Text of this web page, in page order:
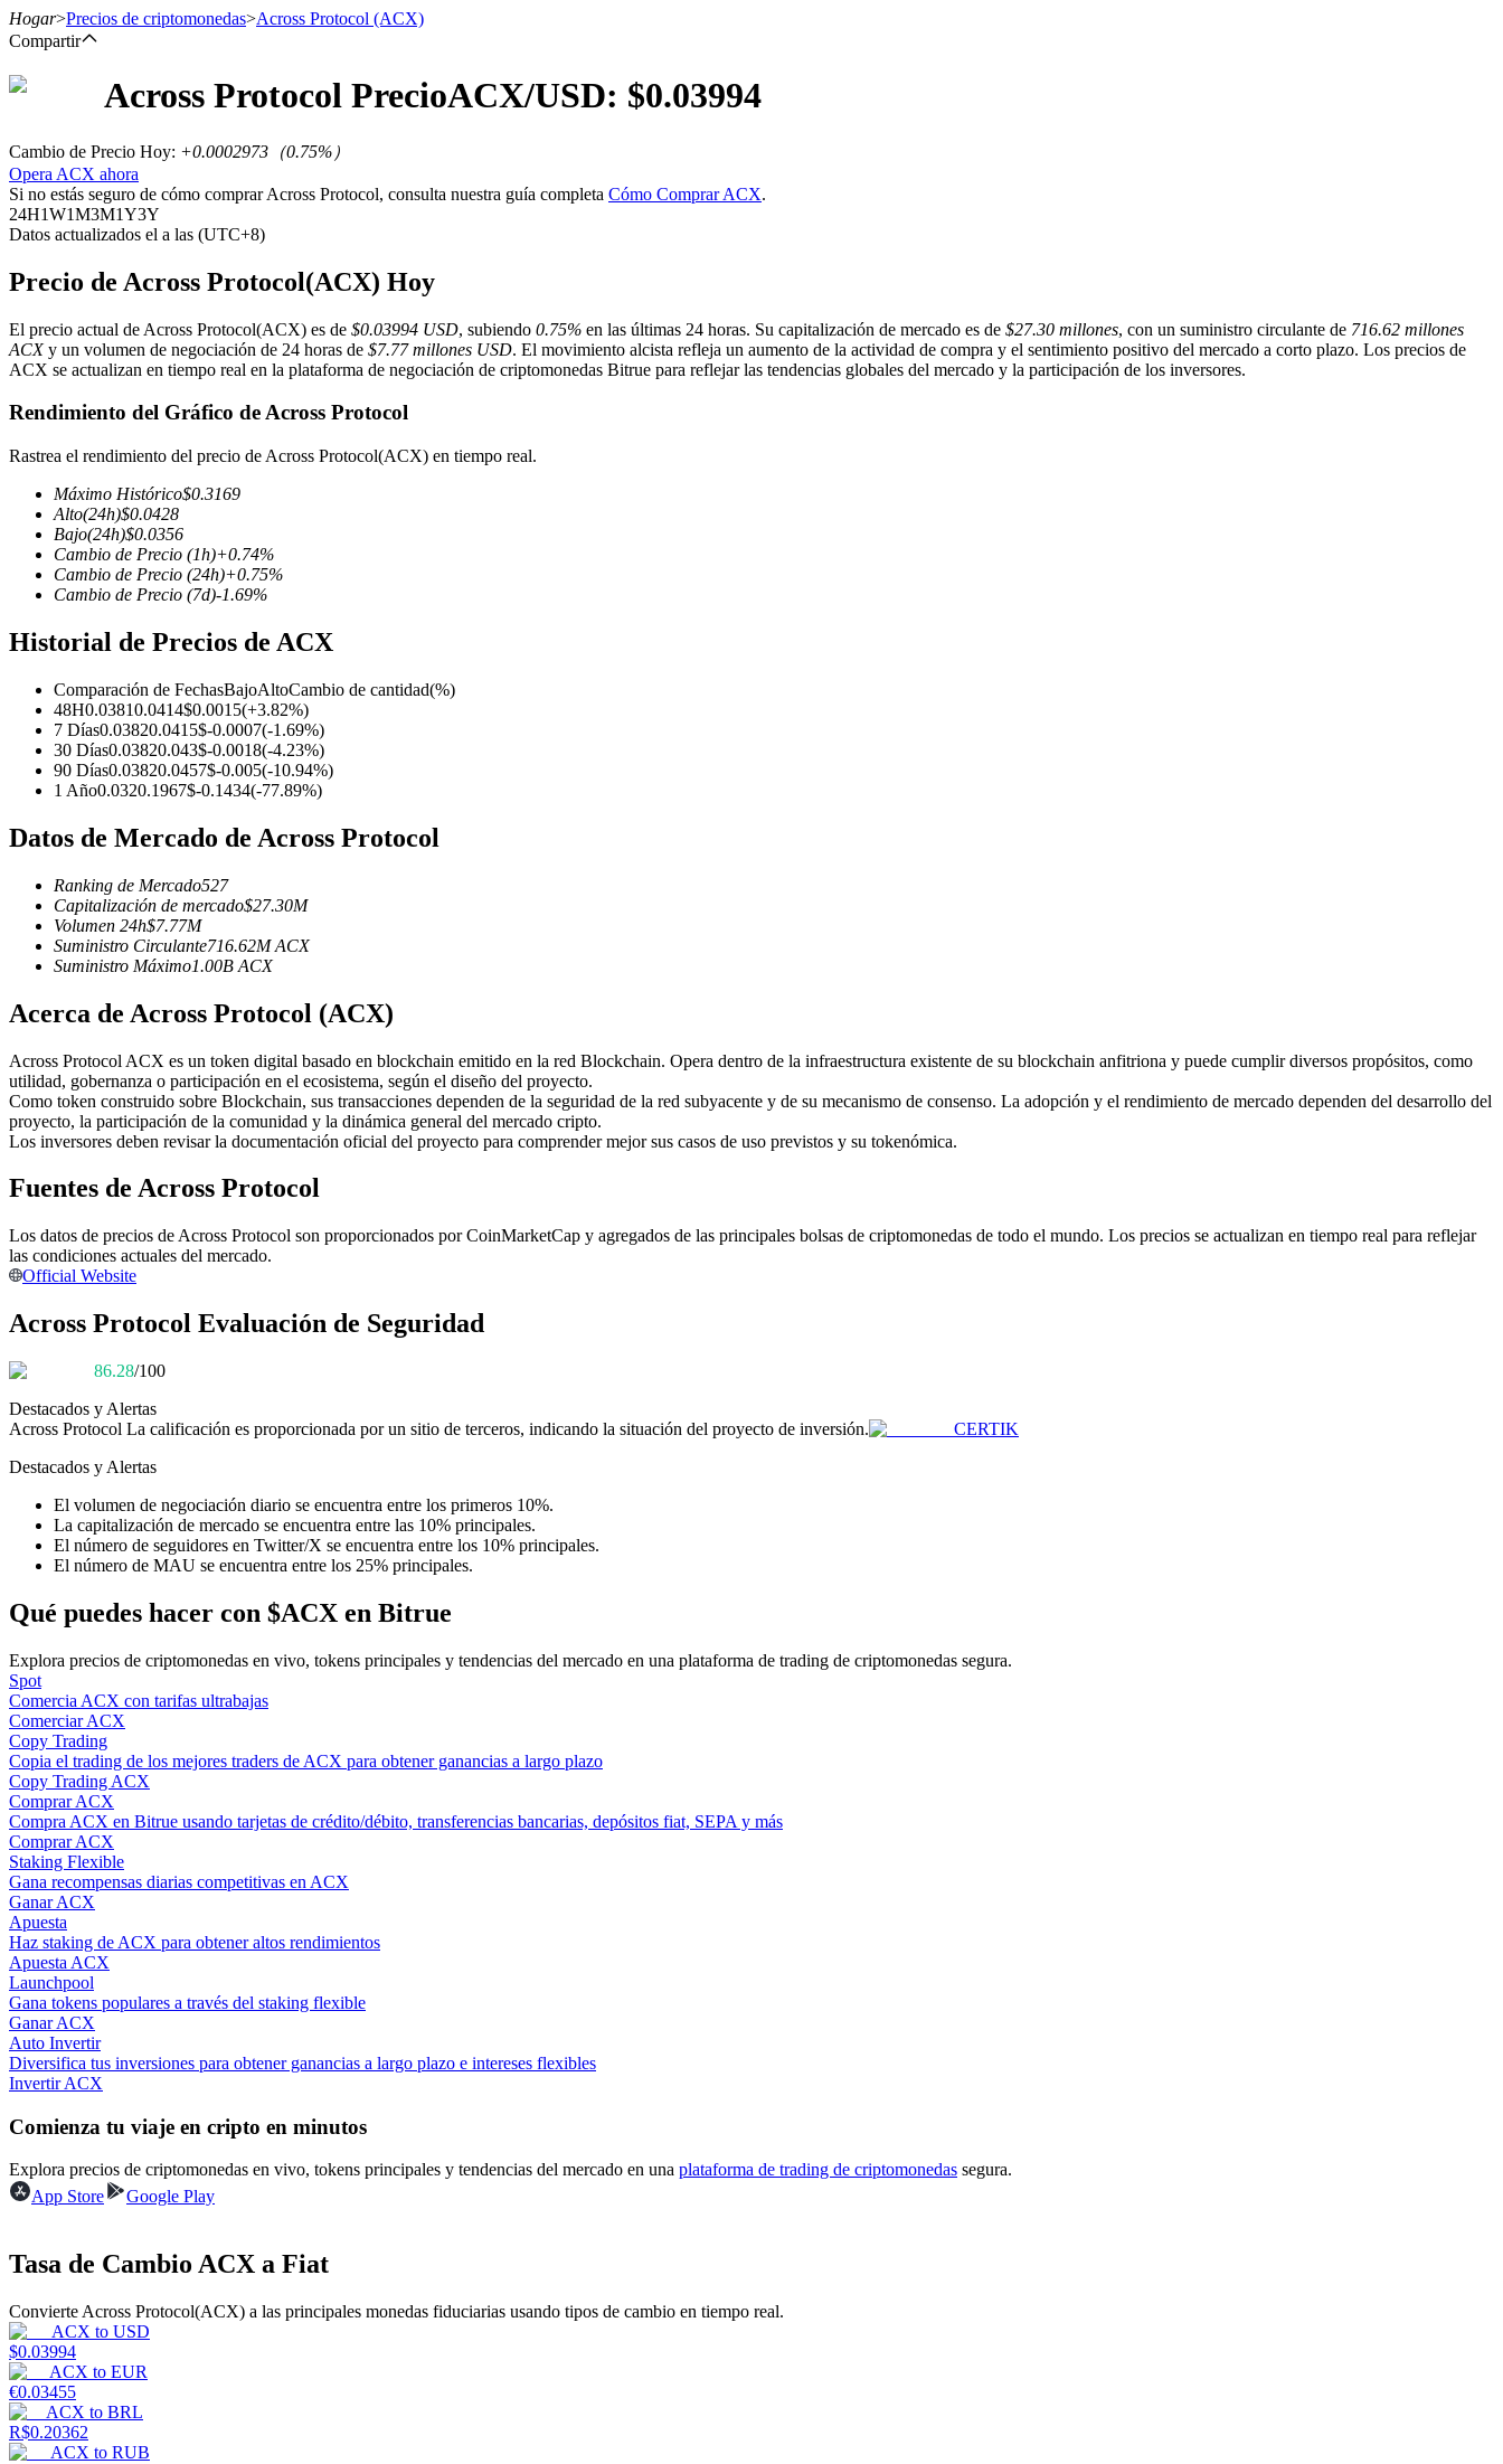
Futuros del USDT
Futuros que utilizan USDT como garantía
Futuros COIN-M
Futuros de criptomonedas
TradFi
Derivados de acciones, divisas, metales preciosos y materias primas
Futuros que utilizan USDC como garantía
Copiar Trading
Conviértete en un Trader de Copia
Disfruta del reparto de beneficios y comisiones de copy trading
Información
Análisis de big data que incluye información comercial, etc.
Guía
Guía de inicio de futuros
Estrategias comerciales
Aprenda cómo mantenerse rentable
Hogar>Precios de criptomonedas>Across Protocol (ACX)
Compartir
Across Protocol PrecioACX/USD: $0.03994
Cambio de Precio Hoy: +0.0002973 （0.75%）
Opera ACX ahora
Si no estás seguro de cómo comprar Across Protocol, consulta nuestra guía completa Cómo Comprar ACX.
24H1W1M3M1Y3Y
Datos actualizados el a las (UTC+8)
Precio de Across Protocol(ACX) Hoy
El precio actual de Across Protocol(ACX) es de $0.03994 USD, subiendo 0.75% en las últimas 24 horas. Su capitalización de mercado es de $27.30 millones, con un suministro circulante de 716.62 millones
ACXy un volumen de negociación de 24 horas de $7.77 millones USD. El movimiento alcista refleja un aumento de la actividad de compra y el sentimiento positivo del mercado a corto plazo. Los precios de
ACX se actualizan en tiempo real en la plataforma de negociación de criptomonedas Bitrue para reflejar las tendencias globales del mercado y la participación de los inversores.
Rendimiento del Gráfico de Across Protocol
Rastrea el rendimiento del precio de Across Protocol(ACX) en tiempo real.
Máximo Histórico$0.3169
Alto(24h)$0.0428
Bajo(24h)$0.0356
Cambio de Precio (1h)+0.74%
Cambio de Precio (24h)+0.75%
Cambio de Precio (7d)-1.69%
Historial de Precios de ACX
Comparación de FechasBajoAltoCambio de cantidad(%)
48H0.03810.0414$0.0015(+3.82%)
7 Días0.03820.0415$-0.0007(-1.69%)
30 Días0.03820.043$-0.0018(-4.23%)
90 Días0.03820.0457$-0.005(-10.94%)
1 Año0.0320.1967$-0.1434(-77.89%)
Datos de Mercado de Across Protocol
Ranking de Mercado527
Capitalización de mercado$27.30M
Volumen 24h$7.77M
Suministro Circulante716.62M ACX
Suministro Máximo1.00B ACX
Acerca de Across Protocol (ACX)
Across Protocol ACX es un token digital basado en blockchain emitido en la red Blockchain. Opera dentro de la infraestructura existente de su blockchain anfitriona y puede cumplir diversos propósitos, como
utilidad, gobernanza o participación en el ecosistema, según el diseño del proyecto.
Como token construido sobre Blockchain, sus transacciones dependen de la seguridad de la red subyacente y de su mecanismo de consenso. La adopción y el rendimiento de mercado dependen del desarrollo del
proyecto, la participación de la comunidad y la dinámica general del mercado cripto.
Los inversores deben revisar la documentación oficial del proyecto para comprender mejor sus casos de uso previstos y su tokenómica.
Fuentes de Across Protocol
Los datos de precios de Across Protocol son proporcionados por CoinMarketCap y agregados de las principales bolsas de criptomonedas de todo el mundo. Los precios se actualizan en tiempo real para reflejar
las condiciones actuales del mercado.
Official Website
Across Protocol Evaluación de Seguridad
86.28/100
Destacados y Alertas
Across Protocol La calificación es proporcionada por un sitio de terceros, indicando la situación del proyecto de inversión.
CERTIK
Destacados y Alertas
El volumen de negociación diario se encuentra entre los primeros 10%.
La capitalización de mercado se encuentra entre las 10% principales.
El número de seguidores en Twitter/X se encuentra entre los 10% principales.
El número de MAU se encuentra entre los 25% principales.
Qué puedes hacer con $ACX en Bitrue
Explora precios de criptomonedas en vivo, tokens principales y tendencias del mercado en una plataforma de trading de criptomonedas segura.
Spot
Comercia ACX con tarifas ultrabajas
Comerciar ACX
Copy Trading
Copia el trading de los mejores traders de ACX para obtener ganancias a largo plazo
Copy Trading ACX
Comprar ACX
Compra ACX en Bitrue usando tarjetas de crédito/débito, transferencias bancarias, depósitos fiat, SEPA y más
Comprar ACX
Staking Flexible
Gana recompensas diarias competitivas en ACX
Ganar ACX
Apuesta
Haz staking de ACX para obtener altos rendimientos
Apuesta ACX
Launchpool
Gana tokens populares a través del staking flexible
Ganar ACX
Auto Invertir
Diversifica tus inversiones para obtener ganancias a largo plazo e intereses flexibles
Invertir ACX
Comienza tu viaje en cripto en minutos
Explora precios de criptomonedas en vivo, tokens principales y tendencias del mercado en una plataforma de trading de criptomonedas segura.
App Store
Google Play
Tasa de Cambio ACX a Fiat
Convierte Across Protocol(ACX) a las principales monedas fiduciarias usando tipos de cambio en tiempo real.
ACX to USD
$0.03994
ACX to EUR
€0.03455
ACX to BRL
R$0.20362
ACX to RUB